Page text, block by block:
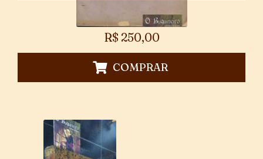
R$ 250,00
COMPRAR